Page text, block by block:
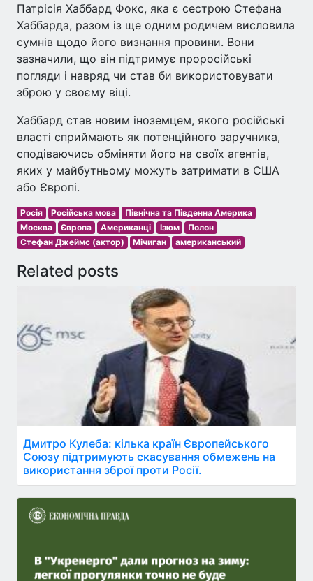
Патрісія Хаббард Фокс, яка є сестрою Стефана
Хаббарда, разом із ще одним родичем висловила
сумнів щодо його визнання провини. Вони
зазначили, що він підтримує проросійські
погляди і навряд чи став би використовувати
зброю у своєму віці.
Хаббард став новим іноземцем, якого російські
власті сприймають як потенційного заручника,
сподіваючись обміняти його на своїх агентів,
яких у майбутньому можуть затримати в США
або Європі.
Росія Російська мова
Північна та Південна Америка
Москва
Європа Американці Ізюм
Полон
Стефан Джеймс (актор)
Мічиган американський
Related posts
Дмитро Кулеба: кілька країн Європейського
Союзу підтримують скасування обмежень на
використання зброї проти Росії.